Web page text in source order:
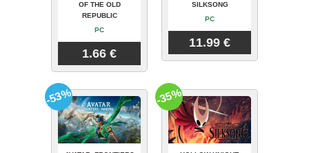
OF THE OLD
REPUBLIC
PC
1.66 €
SILKSONG
PC
11.99 €
-53% -35%